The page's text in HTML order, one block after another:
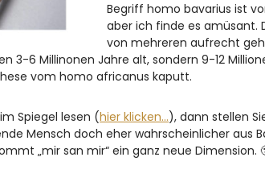
Begriff homo bavarius ist
aber ich finde es amüsant.
von mehreren aufrecht
3-6 Millinonen Jahre alt, sondern 9-12
vom homo africanus kaputt.
Spiegel lesen (hier klicken…), dann stellen
Mensch doch eher wahrscheinlicher aus
„mir san mir“ ein ganz neue Dimension.